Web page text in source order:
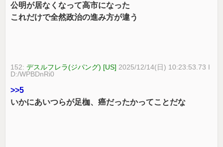
公明が居なくなって高市になった
これだけで全然政治の進み方が違う
152:デスルフレラ(ジパング) [US] 2025/12/14(日) 10:23:53.73 I
D:/WPBDnRi0
>>5
いかにあいつらが足枷、癌だったかってことだな